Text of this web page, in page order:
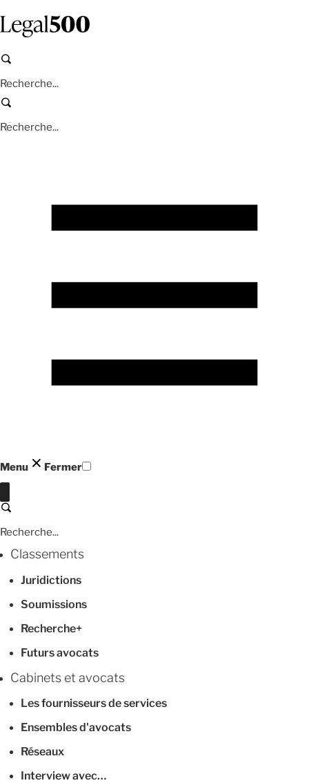
contenu
principal
Recherche
Recherche
Menu Fermer
Recherche
Classements
Juridictions
Soumissions
Recherche+
Futurs avocats
Cabinets et avocats
Les fournisseurs de services
Ensembles d'avocats
Réseaux
Interview avec…